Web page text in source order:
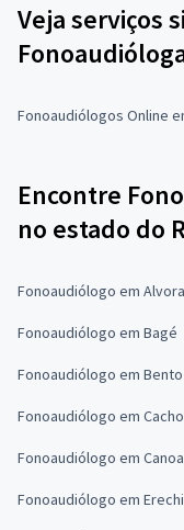
Veja serviços
Fonoaudiólogos Online
Encontre
no estado do
Fonoaudiólogo em
Fonoaudiólogo em Bagé
Fonoaudiólogo em
Fonoaudiólogo em
Fonoaudiólogo em
Fonoaudiólogo em